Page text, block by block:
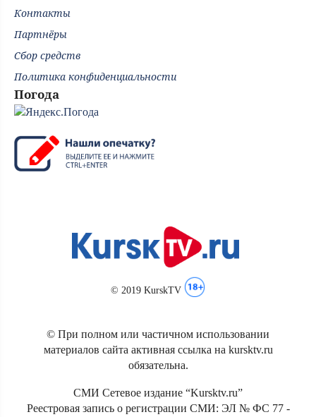
Контакты
Партнёры
Сбор средств
Политика конфиденциальности
Погода
© 2019 KurskTV
© При полном или частичном использовании
материалов сайта активная ссылка на kursktv.ru
обязательна.
СМИ Сетевое издание “Kursktv.ru”
Реестровая запись о регистрации СМИ: ЭЛ № ФС 77 -